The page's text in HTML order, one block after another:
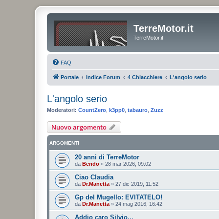
TerreMotor.it
TerreMotor.it
FAQ
Portale Indice Forum 4 Chiacchiere L'angolo serio
L'angolo serio
Moderatori: CountZero k3pp0 tabauro Zuzz
Nuovo argomento
ARGOMENTI
20 anni di TerreMotor
da Bendo » 28 mar 2026, 09:02
Ciao Claudia
da Dr.Manetta » 27 dic 2019, 11:52
Gp del Mugello: EVITATELO!
da Dr.Manetta » 24 mag 2016, 16:42
Addio caro Silvio...